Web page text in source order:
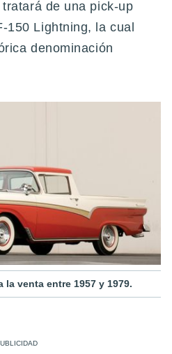
de una pick-up
150 Lightning, la cual
denominación
la venta entre 1957 y 1979.